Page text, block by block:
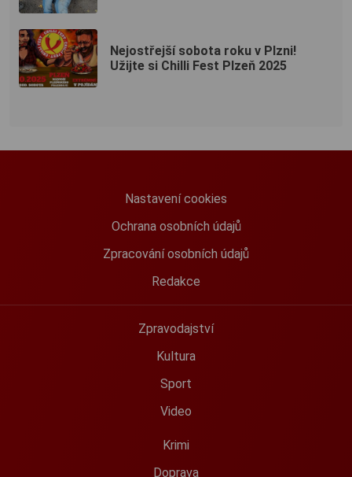
Nejostřejší sobota roku v Plzni!
Užijte si Chilli Fest Plzeň 2025
Nastavení cookies
Ochrana osobních údajů
Zpracování osobních údajů
Redakce
Zpravodajství
Kultura
Sport
Video
Krimi
Doprava